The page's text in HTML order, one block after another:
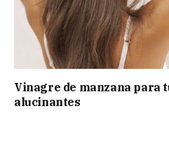
Vinagre de manzana para
alucinantes